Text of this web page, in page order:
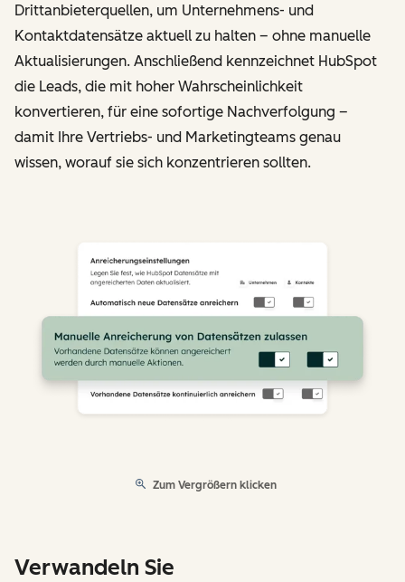
Drittanbieterquellen, um Unternehmens- und
Kontaktdatensätze aktuell zu halten – ohne manuelle
Aktualisierungen. Anschließend kennzeichnet HubSpot
die Leads, die mit hoher Wahrscheinlichkeit
konvertieren, für eine sofortige Nachverfolgung –
damit Ihre Vertriebs- und Marketingteams genau
wissen, worauf sie sich konzentrieren sollten.
Zum Vergrößern klicken
Verwandeln Sie